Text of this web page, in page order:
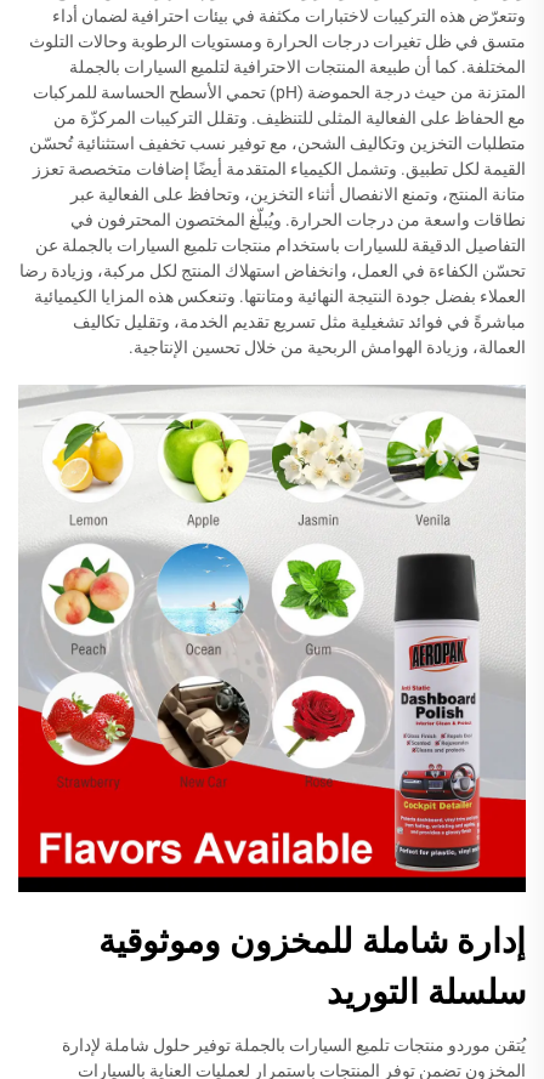
وتتعرّض هذه التركيبات لاختبارات مكثفة في بيئات احترافية لضمان أداء
متسق في ظل تغيرات درجات الحرارة ومستويات الرطوبة وحالات التلوث
المختلفة. كما أن طبيعة المنتجات الاحترافية لتلميع السيارات بالجملة
المتزنة من حيث درجة الحموضة (pH) تحمي الأسطح الحساسة للمركبات
مع الحفاظ على الفعالية المثلى للتنظيف. وتقلل التركيبات المركزّة من
متطلبات التخزين وتكاليف الشحن، مع توفير نسب تخفيف استثنائية تُحسّن
القيمة لكل تطبيق. وتشمل الكيمياء المتقدمة أيضًا إضافات متخصصة تعزز
متانة المنتج، وتمنع الانفصال أثناء التخزين، وتحافظ على الفعالية عبر
نطاقات واسعة من درجات الحرارة. ويُبلّغ المختصون المحترفون في
التفاصيل الدقيقة للسيارات باستخدام منتجات تلميع السيارات بالجملة عن
تحسّن الكفاءة في العمل، وانخفاض استهلاك المنتج لكل مركبة، وزيادة رضا
العملاء بفضل جودة النتيجة النهائية ومتانتها. وتنعكس هذه المزايا الكيميائية
مباشرةً في فوائد تشغيلية مثل تسريع تقديم الخدمة، وتقليل تكاليف
العمالة، وزيادة الهوامش الربحية من خلال تحسين الإنتاجية.
إدارة شاملة للمخزون وموثوقية
سلسلة التوريد
يُتقن موردو منتجات تلميع السيارات بالجملة توفير حلول شاملة لإدارة
المخزون تضمن توفر المنتجات باستمرار لعمليات العناية بالسيارات